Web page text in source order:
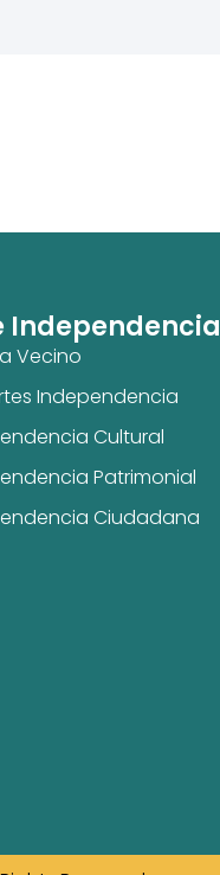
Independencia
Vecino
Independencia
Cultural
Patrimonial
Ciudadana